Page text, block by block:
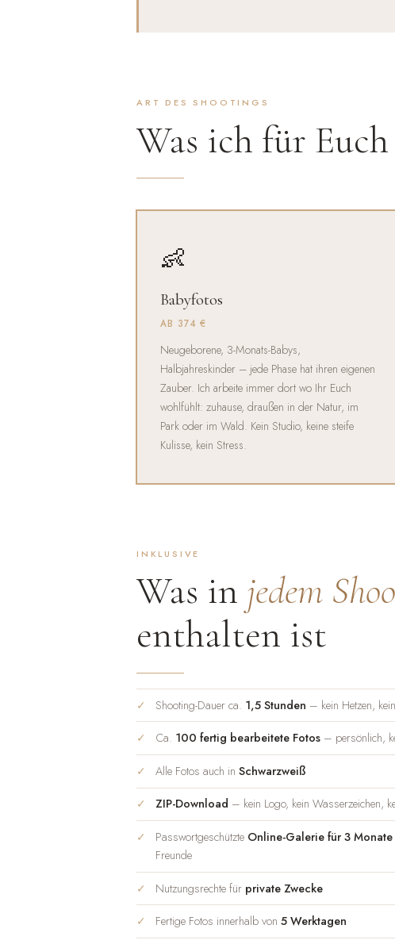
ART DES SHOOTINGS
Was ich für Euch
👶
Babyfotos
AB 374 €
Neugeborene, 3-Monats-Babys,
Halbjahreskinder – jede Phase hat ihren eigenen
Zauber. Ich arbeite immer dort wo Ihr Euch
wohlfühlt: zuhause, draußen in der Natur, im
Park oder im Wald. Kein Studio, keine steife
Kulisse, kein Stress.
INKLUSIVE
Was in jedem
enthalten ist
Shooting-Dauer ca. 1,5 Stunden – kein Hetzen,
Ca. 100 fertig bearbeitete Fotos – persönlich,
Alle Fotos auch in Schwarzweiß
ZIP-Download – kein Logo, kein Wasserzeichen,
Passwortgeschützte Online-Galerie für 3 Monate
Freunde
Nutzungsrechte für private Zwecke
Fertige Fotos innerhalb von 5 Werktagen